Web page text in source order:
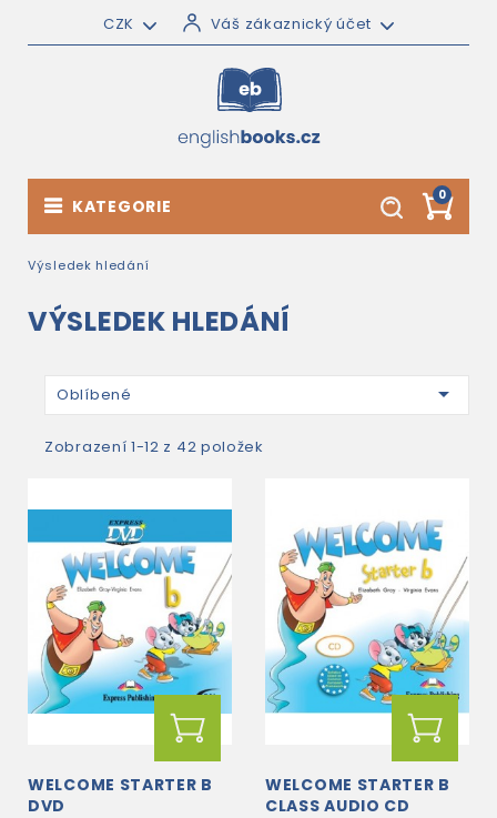
CZK Váš zákaznický účet
0
KATEGORIE
Výsledek hledání
VÝSLEDEK HLEDÁNÍ
Oblíbené 
Zobrazení 1-12 z 42 položek
WELCOME STARTER B
DVD
WELCOME STARTER B
CLASS AUDIO CD